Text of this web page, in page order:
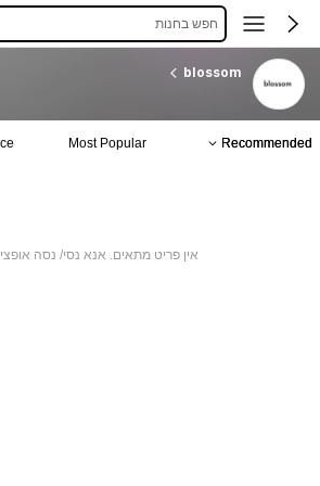
חפש בחנות
blossom
Recommended
Most Popular
אין פריט מתאים. אנא נסי/ נסה